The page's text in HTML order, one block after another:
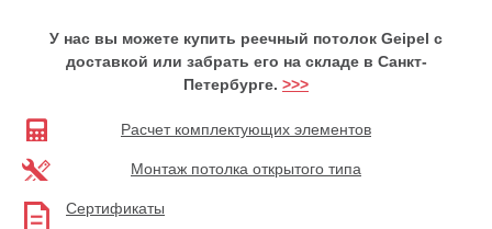
У нас вы можете купить реечный потолок Geipel с
доставкой или забрать его на складе в Санкт-
Петербурге. >>>
Расчет комплектующих элементов
Монтаж потолка открытого типа
Сертификаты